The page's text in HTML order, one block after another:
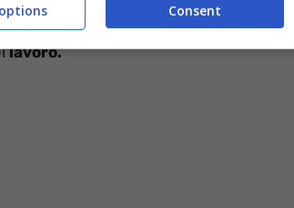
quanto sia importante la
lavoro.
Consent